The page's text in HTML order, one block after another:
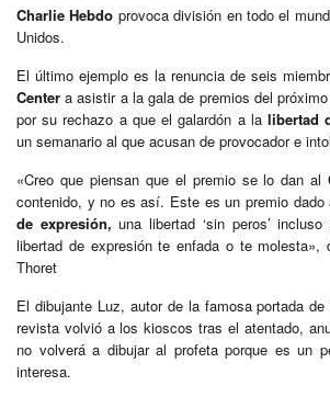
Charlie Hebdo provoca división en todo el
Unidos.
El último ejemplo es la renuncia de seis
Center a asistir a la gala de premios del
por su rechazo a que el galardón a lalibertad
un semanario al que acusan de provocador e
«Creo que piensan que el premio se lo dan al
contenido, y no es así. Este es un premio dado
de expresión, una libertad ‘sin peros’
libertad de expresión te enfada o te molesta»,
Thoret
El dibujante Luz, autor de la famosa portada
revista volvió a los kioscos tras el atentado,
no volverá a dibujar al profeta porque es un
interesa.